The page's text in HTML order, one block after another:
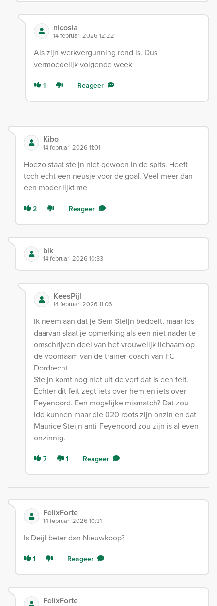
nicosia
14 februari 2026 12:22
Als zijn werkvergunning rond is. Dus
vermoedelijk volgende week
1 Reageer
Kibo
14 februari 2026 11:01
Hoezo staat steijn niet gewoon in de spits. Heeft
toch echt een neusje voor de goal. Veel meer dan
een moder lijkt me
2 Reageer
bik
14 februari 2026 10:33
KeesPijl
14 februari 2026 11:06
Ik neem aan dat je Sem Steijn bedoelt, maar los
daarvan slaat je opmerking als een niet nader te
omschrijven deel van het vrouwelijk lichaam op
de voornaam van de trainer-coach van FC
Dordrecht.
Steijn komt nog niet uit de verf dat is een feit.
Echter dit feit zegt iets over hem en iets over
Feyenoord. Een mogelijke mismatch? Dat zou
idd kunnen maar die 020 roots zijn onzin en dat
Maurice Steijn anti-Feyenoord zou zijn is al even
onzinnig.
7 1 Reageer
FelixForte
14 februari 2026 10:31
Is Deijl beter dan Nieuwkoop?
1 Reageer
FelixForte